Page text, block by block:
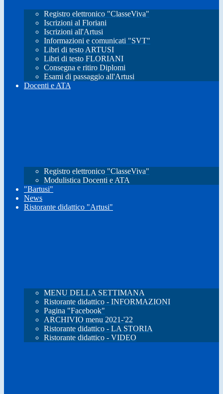
Registro elettronico "ClasseViva"
Iscrizioni al Floriani
Iscrizioni all'Artusi
Informazioni e comunicati "SVT"
Libri di testo ARTUSI
Libri di testo FLORIANI
Consegna e ritiro Diplomi
Esami di passaggio all'Artusi
Docenti e ATA
Registro elettronico "ClasseViva"
Modulistica Docenti e ATA
"Bartusi"
News
Ristorante didattico "Artusi"
MENU DELLA SETTIMANA
Ristorante didattico - INFORMAZIONI
Pagina "Facebook"
ARCHIVIO menu 2021-'22
Ristorante didattico - LA STORIA
Ristorante didattico - VIDEO